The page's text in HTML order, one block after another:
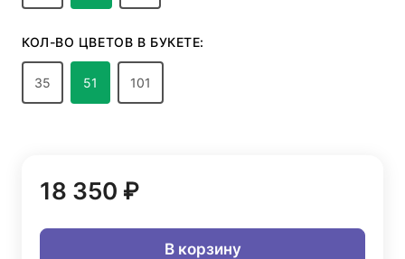
КОЛ-ВО ЦВЕТОВ В БУКЕТЕ:
35 51 101
18 350 ₽
В корзину